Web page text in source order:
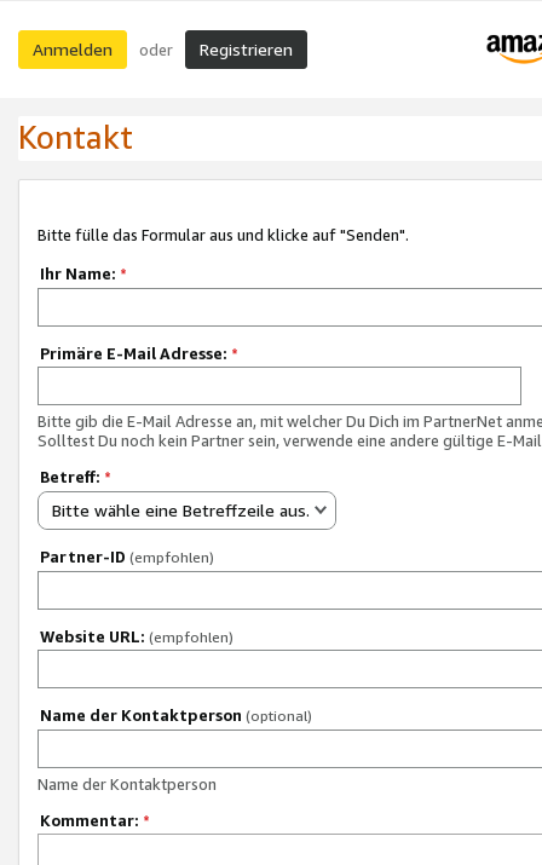
Anmelden oder Registrieren
Kontakt
Bitte fülle das Formular aus und klicke auf "Senden".
Ihr Name: *
Primäre E-Mail Adresse: *
Bitte gib die E-Mail Adresse an, mit welcher Du Dich im PartnerNet
Solltest Du noch kein Partner sein, verwende eine andere gültige E-
Betreff: *
Bitte wähle eine Betreffzeile aus.
Partner-ID (empfohlen)
Website URL: (empfohlen)
Name der Kontaktperson (optional)
Name der Kontaktperson
Kommentar: *